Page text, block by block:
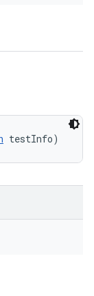
testInfo)